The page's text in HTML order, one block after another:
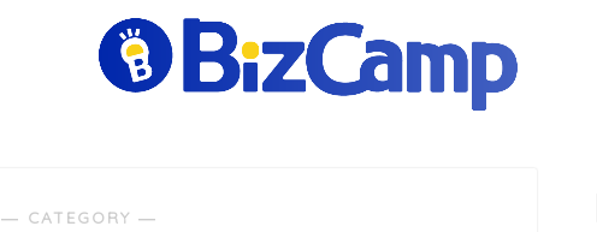
― CATEGORY ―